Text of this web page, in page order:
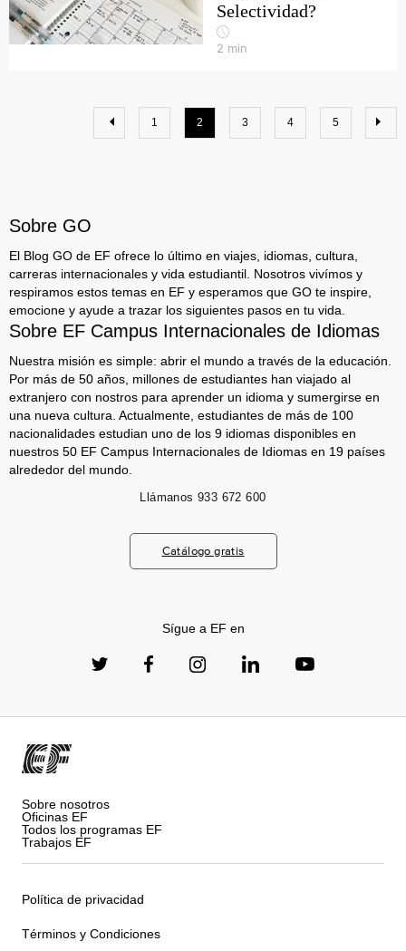
Selectividad?
2 min
1 2 3 4 5
Sobre GO
El Blog GO de EF ofrece lo último en viajes, idiomas, cultura,
carreras internacionales y vida estudiantil. Nosotros vivímos y
respiramos estos temas en EF y esperamos que GO te inspire,
emocione y ayude a trazar los siguientes pasos en tu vida.
Sobre EF Campus Internacionales de Idiomas
Nuestra misión es simple: abrir el mundo a través de la educación.
Por más de 50 años, millones de estudiantes han viajado al
extranjero con nostros para aprender un idioma y sumergirse en
una nueva cultura. Actualmente, estudiantes de más de 100
nacionalidades estudian uno de los 9 idiomas disponibles en
nuestros 50 EF Campus Internacionales de Idiomas en 19 países
alrededor del mundo.
Llámanos 933 672 600
Catálogo gratis
Sígue a EF en
Sobre nosotros
Oficinas EF
Todos los programas EF
Trabajos EF
Política de privacidad
Términos y Condiciones